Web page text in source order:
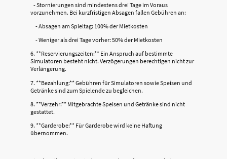
- Stornierungen sind mindestens drei Tage im Voraus
vorzunehmen. Bei kurzfristigen Absagen fallen Gebühren an:
- Absagen am Spieltag: 100% der Mietkosten
- Weniger als drei Tage vorher: 50% der Mietkosten
6. **Reservierungszeiten:** Ein Anspruch auf bestimmte
Simulatoren besteht nicht. Verzögerungen berechtigen nicht zur
Verlängerung.
7. **Bezahlung:** Gebühren für Simulatoren sowie Speisen und
Getränke sind zum Spielende zu begleichen.
8. **Verzehr:** Mitgebrachte Speisen und Getränke sind nicht
gestattet.
9. **Garderobe:** Für Garderobe wird keine Haftung
übernommen.